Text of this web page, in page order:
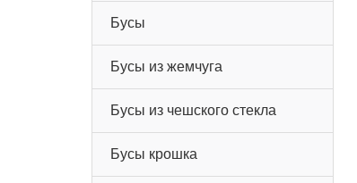
Бусы
Бусы из жемчуга
Бусы из чешского стекла
Бусы крошка